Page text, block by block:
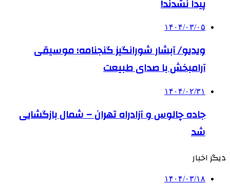
پیدا نشدند!
۱۴۰۴/۰۳/۰۵
ویدیو/ آبشار شورانگیز گنجنامه؛ موسیقی
آرامبخش با صدای طبیعت
۱۴۰۴/۰۲/۳۱
جاده چالوس و آزادراه تهران – شمال بازگشایی
شد
دیگر اخبار
۱۴۰۴/۰۳/۱۸